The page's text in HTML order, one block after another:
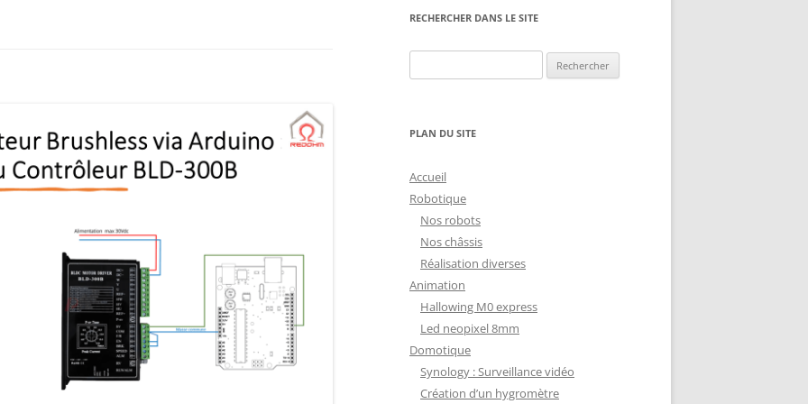
RECONNAISSANCE VOCALE
ECRAN ( 4DSYSTEMS / NEXTION ) ECRAN 4DSYSTEMS
ECRAN NEXTION
FONCTIONNEMENT D’UN BOUTON
POUSSOIR
DRIVER MOTEUR PAS À PAS
SERVOMOTEUR DYNAMIXEL SERVO XM430-W350
LE LANGAGE POUR PROCESSING
ARDUINO : PROGRAMMER AVEC
NOS RÉALISATIONS EN 3D
IMPRESSION 3D DU NET
RECHERCHER DANS LE SITE
PLAN DU SITE
Accueil
Robotique
Nos robots
Nos châssis
Réalisation diverses
Animation
Hallowing M0 express
Led neopixel 8mm
Domotique
Synology : Surveillance vidéo
Création d’un hygromètre